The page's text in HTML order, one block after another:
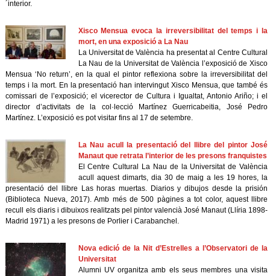
´interior.
Xisco Mensua evoca la irreversibilitat del temps i la
mort, en una exposició a La Nau
La Universitat de València ha presentat al Centre Cultural
La Nau de la Universitat de València l’exposició de Xisco
Mensua ‘No return’, en la qual el pintor reflexiona sobre la irreversibilitat del
temps i la mort. En la presentació han intervingut Xisco Mensua, que també és
comissari de l’exposició; el vicerector de Cultura i Igualtat, Antonio Ariño; i el
director d’activitats de la col·lecció Martínez Guerricabeitia, José Pedro
Martínez. L’exposició es pot visitar fins al 17 de setembre.
La Nau acull la presentació del llibre del pintor José
Manaut que retrata l’interior de les presons franquistes
El Centre Cultural La Nau de la Universitat de València
acull aquest dimarts, dia 30 de maig a les 19 hores, la
presentació del llibre Las horas muertas. Diarios y dibujos desde la prisión
(Biblioteca Nueva, 2017). Amb més de 500 pàgines a tot color, aquest llibre
recull els diaris i dibuixos realitzats pel pintor valencià José Manaut (Llíria 1898-
Madrid 1971) a les presons de Porlier i Carabanchel.
Nova edició de la Nit d’Estrelles a l’Observatori de la
Universitat
Alumni UV organitza amb els seus membres una visita